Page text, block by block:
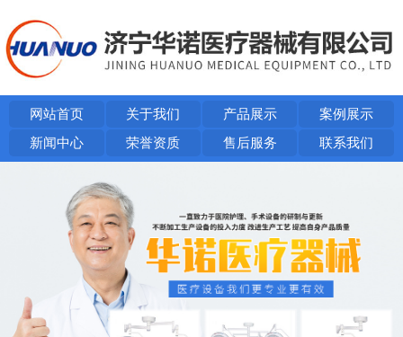
网站首页 关于我们 产品展示
案例展示
新闻中心
荣誉资质 售后服务 联系我们